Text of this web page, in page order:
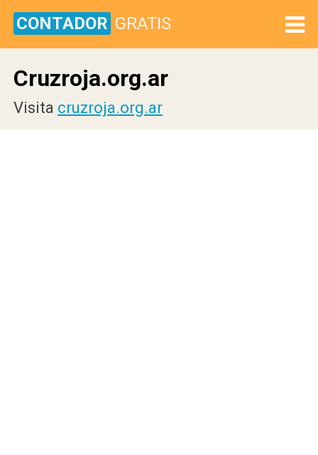
CONTADOR GRATIS
Cruzroja.org.ar
Visita cruzroja.org.ar